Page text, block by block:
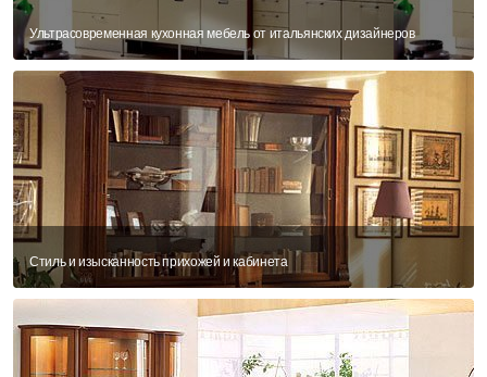
Ультрасовременная кухонная мебель от итальянских дизайнеров
Стиль и изысканность прихожей и кабинета